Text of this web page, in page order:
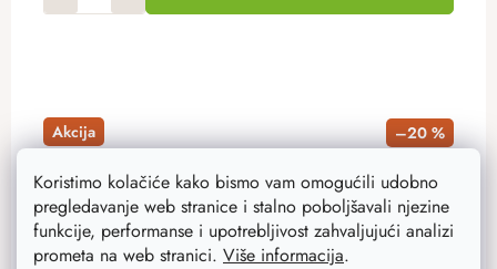
Koristimo kolačiće kako bismo vam omogućili udobno
pregledavanje web stranice i stalno poboljšavali njezine
funkcije, performanse i upotrebljivost zahvaljujući analizi
prometa na web stranici. Više informacija.
Akcija –20 %